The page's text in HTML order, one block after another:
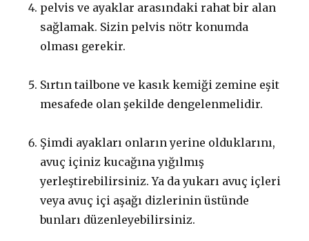
pelvis ve ayaklar arasındaki rahat bir alan
sağlamak. Sizin pelvis nötr konumda
olması gerekir.
Sırtın tailbone ve kasık kemiği zemine eşit
mesafede olan şekilde dengelenmelidir.
Şimdi ayakları onların yerine olduklarını,
avuç içiniz kucağına yığılmış
yerleştirebilirsiniz. Ya da yukarı avuç içleri
veya avuç içi aşağı dizlerinin üstünde
bunları düzenleyebilirsiniz.